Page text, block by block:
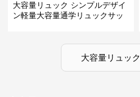
大容量リュック シンプルデザイ
ン軽量大容量通学リュックサッ
大容量リュック